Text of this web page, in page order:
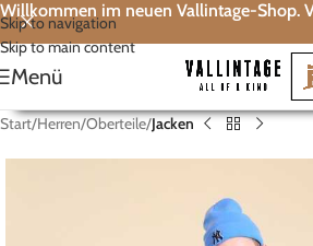
Skip to navigation
Skip to main content
Willkommen im neuen Vallintage-Shop.
Menü
Start Herren Oberteile Jacken